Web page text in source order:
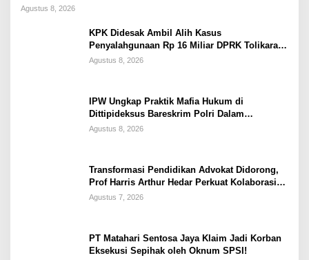
Warga Papua
Agustus 8, 2026
KPK Didesak Ambil Alih Kasus
Penyalahgunaan Rp 16 Miliar DPRK Tolikara
Tahun 2017
Agustus 8, 2026
IPW Ungkap Praktik Mafia Hukum di
Dittipideksus Bareskrim Polri Dalam
Penanganan Kasus PT ARA
Agustus 8, 2026
Transformasi Pendidikan Advokat Didorong,
Prof Harris Arthur Hedar Perkuat Kolaborasi
Kampus
Agustus 7, 2026
PT Matahari Sentosa Jaya Klaim Jadi Korban
Eksekusi Sepihak oleh Oknum SPSI!